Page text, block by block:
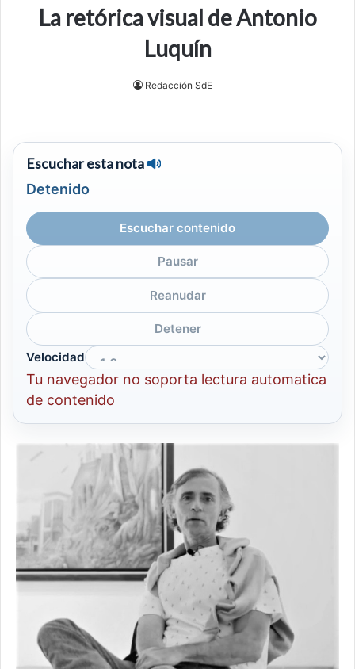
La retórica visual de Antonio
Luquín
Redacción SdE
Escuchar esta nota
Detenido
Escuchar contenido
Pausar
Reanudar
Detener
Velocidad
Tu navegador no soporta lectura automatica
de contenido